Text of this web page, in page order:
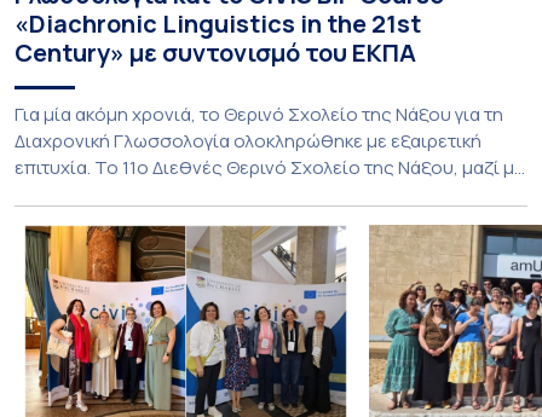
«Diachronic Linguistics in the 21st
Century» με συντονισμό του ΕΚΠΑ
Για μία ακόμη χρονιά, το Θερινό Σχολείο της Νάξου για τη
Διαχρονική Γλωσσολογία ολοκληρώθηκε με εξαιρετική
επιτυχία. Το 11ο Διεθνές Θερινό Σχολείο της Νάξου, μαζί με
Linguistics in the 21st Century», διεξήχθη από τις 19 έως τις
25 Ιουλίου 2026 στο ιστορικό κτίριο της πρώην σχολής […]